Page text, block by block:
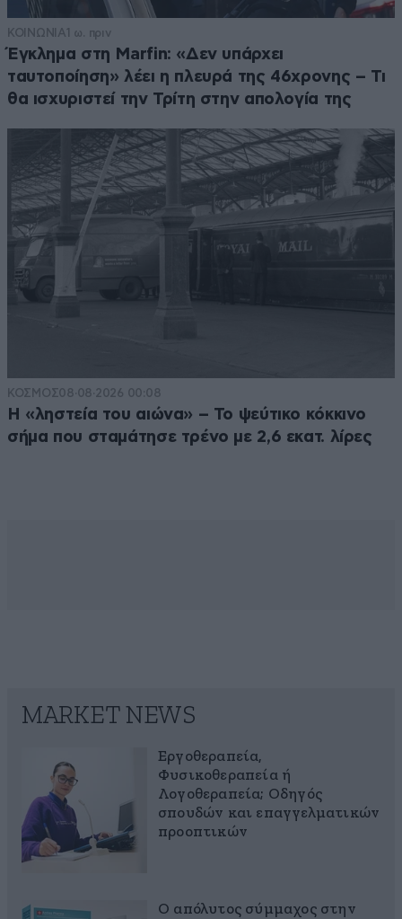
ΚΟΙΝΩΝΙΑ1 ω. πριν
Έγκλημα στη Marfin: «Δεν υπάρχει
ταυτοποίηση» λέει η πλευρά της 46χρονης – Τι
θα ισχυριστεί την Τρίτη στην απολογία της
ΚΟΣΜΟΣ08·08·2026 00:08
Η «ληστεία του αιώνα» – Το ψεύτικο κόκκινο
σήμα που σταμάτησε τρένο με 2,6 εκατ. λίρες
MARKET NEWS
Εργοθεραπεία,
Φυσικοθεραπεία ή
Λογοθεραπεία; Οδηγός
σπουδών και επαγγελματικών
προοπτικών
Ο απόλυτος σύμμαχος στην